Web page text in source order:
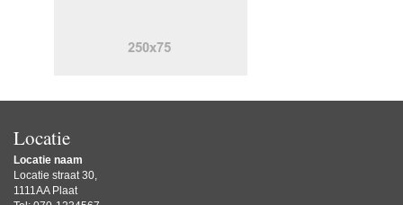
Locatie
Locatie naam
Locatie straat 30,
1111AA Plaat